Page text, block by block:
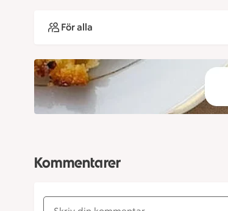
För alla
Kommentarer